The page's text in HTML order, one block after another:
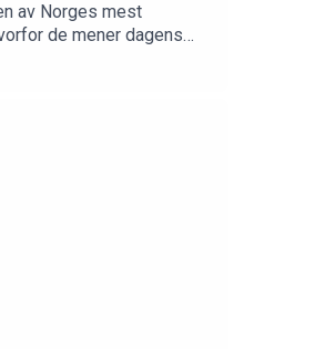
av Norges mest
de mener dagens
bolighandel som
rolle i